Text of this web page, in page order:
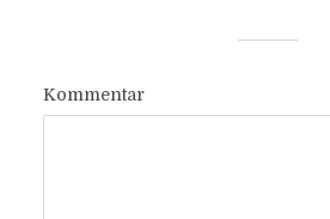
Kommentar